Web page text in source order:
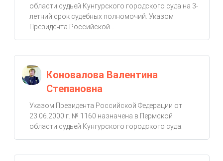
области судьей Кунгурского городского суда на 3-
летний срок судебных полномочий. Указом
Президента Российской...
Коновалова Валентина
Степановна
Указом Президента Российской Федерации от
23.06.2000 г. № 1160 назначена в Пермской
области судьей Кунгурского городского суда.